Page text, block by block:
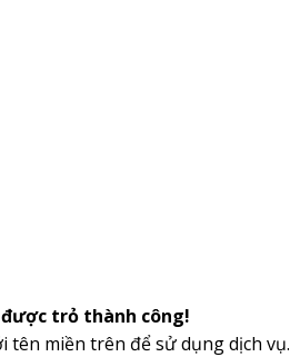
trỏ thành công!
tên miền trên để sử dụng dịch vụ.